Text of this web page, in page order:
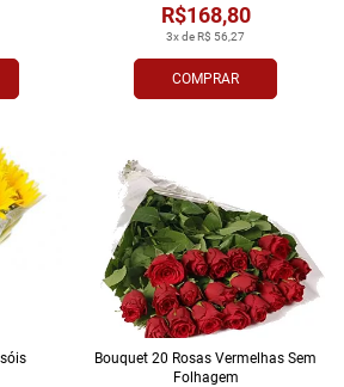
COMPRAR
3x de R$ 56,27
R$168,80
Bouquet 20 Rosas Vermelhas Sem
Folhagem